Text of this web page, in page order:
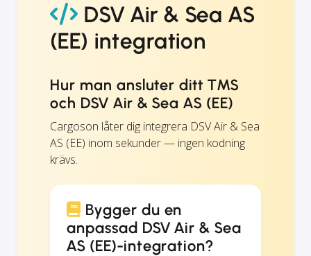
DSV Air & Sea AS
(EE) integration
Hur man ansluter ditt TMS
och DSV Air & Sea AS (EE)
Cargoson låter dig integrera DSV Air & Sea
AS (EE) inom sekunder — ingen kodning
krävs.
Bygger du en
anpassad DSV Air & Sea
AS (EE)-integration?